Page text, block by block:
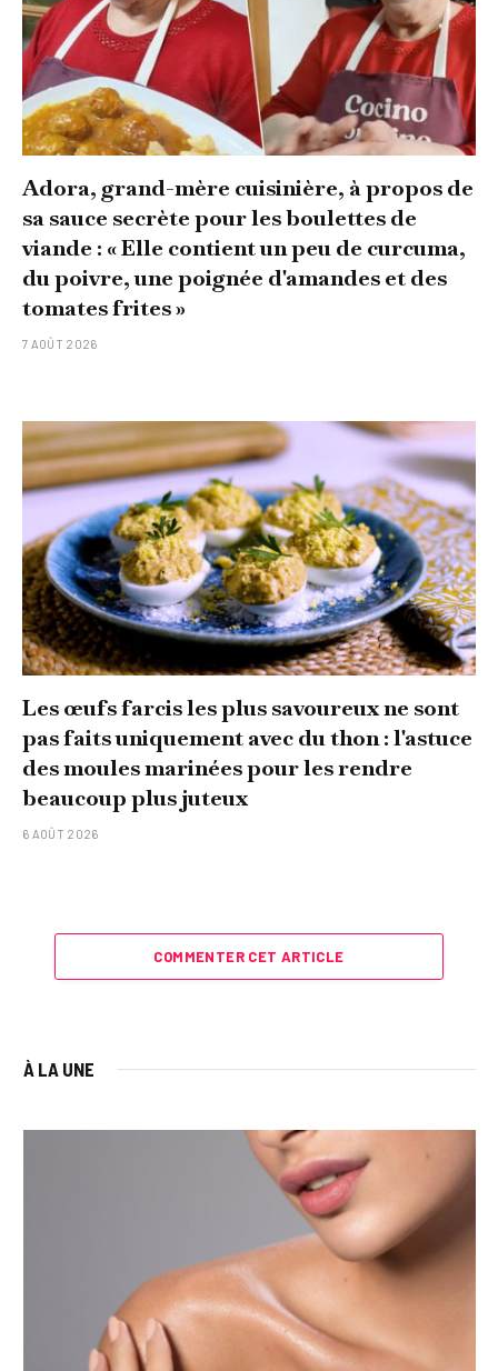
Adora, grand-mère cuisinière, à propos de
sa sauce secrète pour les boulettes de
viande : « Elle contient un peu de curcuma,
du poivre, une poignée d'amandes et des
tomates frites »
7 AOÛT 2026
Les œufs farcis les plus savoureux ne sont
pas faits uniquement avec du thon : l'astuce
des moules marinées pour les rendre
beaucoup plus juteux
6 AOÛT 2026
COMMENTER CET ARTICLE
À LA UNE